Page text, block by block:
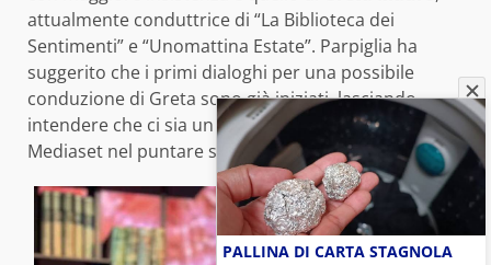
attualmente conduttrice di “La Biblioteca dei
Sentimenti” e “Unomattina Estate”. Parpiglia ha
suggerito che i primi dialoghi per una possibile
conduzione di Greta sono già iniziati, lasciando
intendere che ci sia un forte interesse da parte di
Mediaset nel puntare su di lei.
PALLINA DI CARTA STAGNOLA